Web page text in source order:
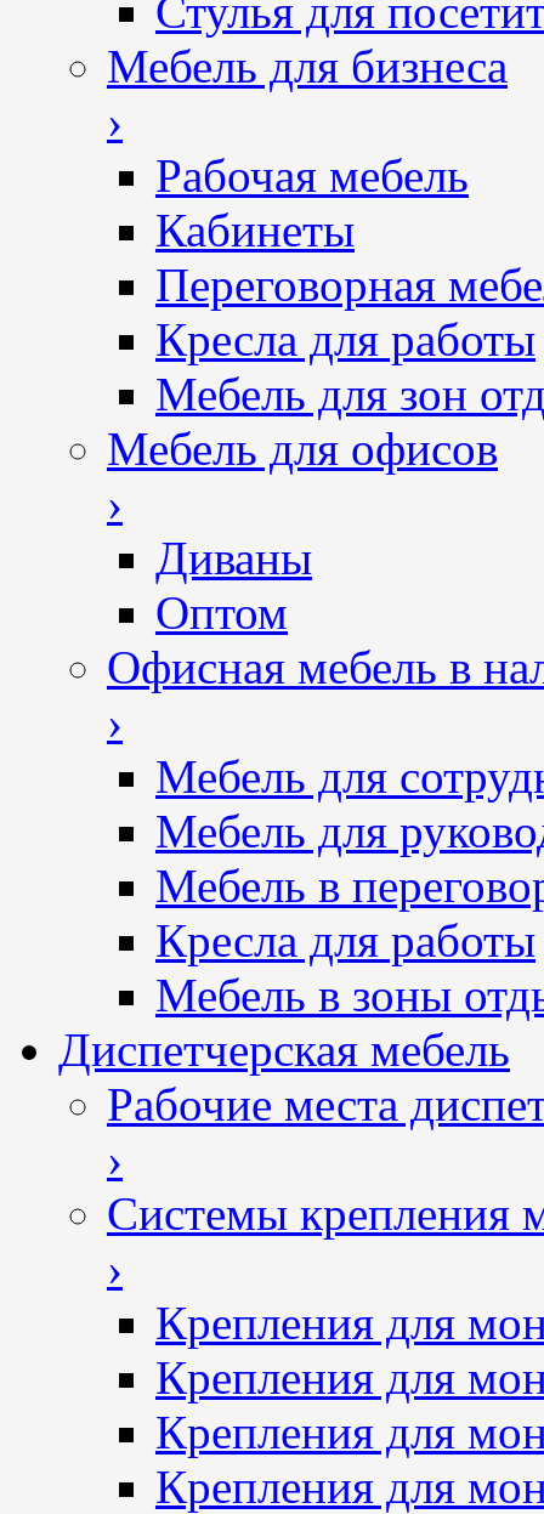
Стулья для
Мебель для бизнеса
›
Рабочая мебель
Кабинеты
Переговорная
Кресла для работы
Мебель для зон
Мебель для офисов
›
Диваны
Оптом
Офисная мебель в
›
Мебель для
Мебель для
Мебель в
Кресла для работы
Мебель в зоны
Диспетчерская мебель
Рабочие места
›
Системы крепления
›
Крепления для
Крепления для
Крепления для
Крепления для